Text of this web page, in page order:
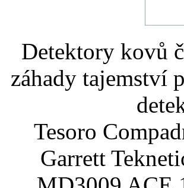
Detektory kovů
záhady tajemství
Tesoro
Garrett